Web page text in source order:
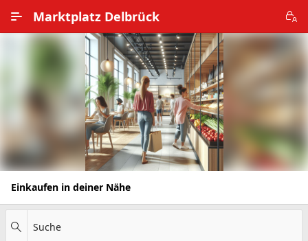
Marktplatz Delbrück
Alle Ortsteile
Impressum
Nutzungsbedingungen
Datenschutz
Einkaufen in deiner Nähe
Suche